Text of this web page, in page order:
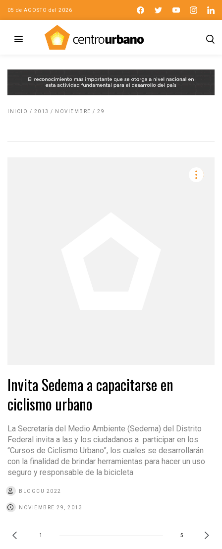
05 de AGOSTO del 2026
INICIO / 2013 / NOVIEMBRE / 29
Invita Sedema a capacitarse en
ciclismo urbano
La Secretaría del Medio Ambiente (Sedema) del Distrito
Federal invita a las y los ciudadanos a participar en los
“Cursos de Ciclismo Urbano”, los cuales se desarrollarán
con la finalidad de brindar herramientas para hacer un uso
seguro y responsable de la bicicleta
BLOGCU 2022
NOVIEMBRE 29, 2013
1 5